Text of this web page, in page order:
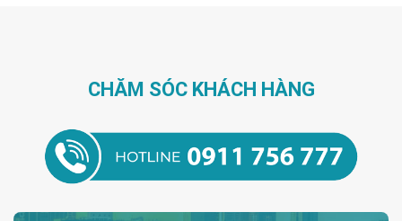
CHĂM SÓC KHÁCH HÀNG